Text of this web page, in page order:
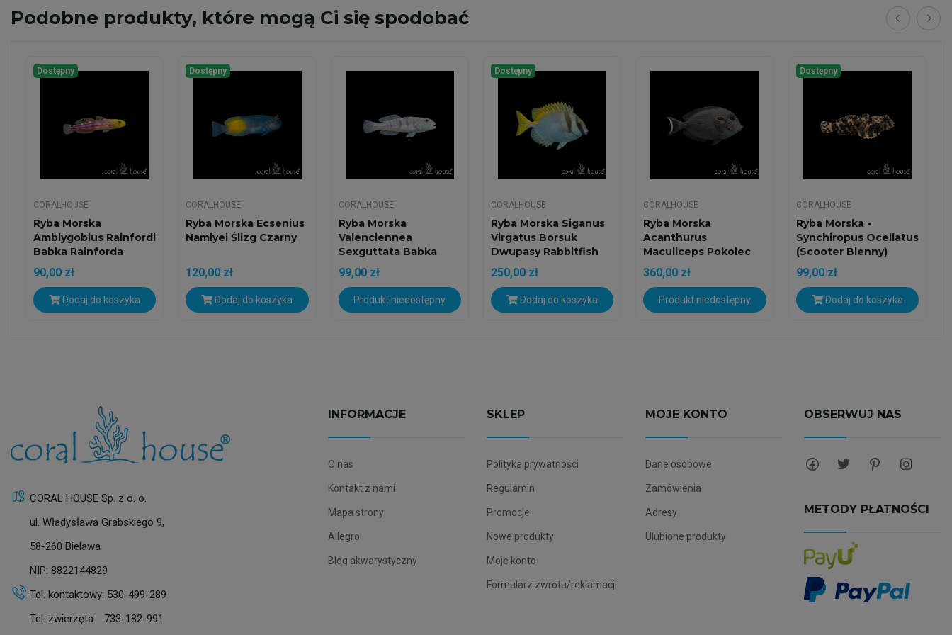
Podobne produkty, które mogą Ci się spodobać
Dostępny
CORALHOUSE
Ryba Morska
Amblygobius Rainfordi
Babka Rainforda
90,00 zł
Dodaj do koszyka
Dostępny
CORALHOUSE
Ryba Morska Ecsenius
Namiyei Ślizg Czarny
120,00 zł
Dodaj do koszyka
CORALHOUSE
Ryba Morska
Valenciennea
Sexguttata Babka
Sześcioplamka
99,00 zł
Produkt niedostępny
Dostępny
CORALHOUSE
Ryba Morska Siganus
Virgatus Borsuk
Dwupasy Rabbitfish
250,00 zł
Dodaj do koszyka
CORALHOUSE
Ryba Morska
Acanthurus
Maculiceps Pokolec
Plamogłowy...
360,00 zł
Produkt niedostępny
Dostępny
CORALHOUSE
Ryba Morska -
Synchiropus Ocellatus
(Scooter Blenny)
99,00 zł
Dodaj do koszyka
CORAL HOUSE Sp. z o. o.
ul. Władysława Grabskiego 9,
58-260 Bielawa
NIP: 8822144829
Tel. kontaktowy: 530-499-289
Tel. zwierzęta: 733-182-991
INFORMACJE
O nas
Kontakt z nami
Mapa strony
Allegro
Blog akwarystyczny
SKLEP
Polityka prywatności
Regulamin
Promocje
Nowe produkty
Moje konto
Formularz zwrotu/reklamacji
MOJE KONTO
Dane osobowe
Zamówienia
Adresy
Ulubione produkty
OBSERWUJ NAS
METODY PŁATNOŚCI